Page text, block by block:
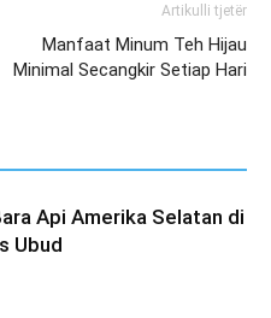
Artikulli tjetër
Manfaat Minum Teh Hijau
Minimal Secangkir Setiap Hari
Api Amerika Selatan di
Ubud